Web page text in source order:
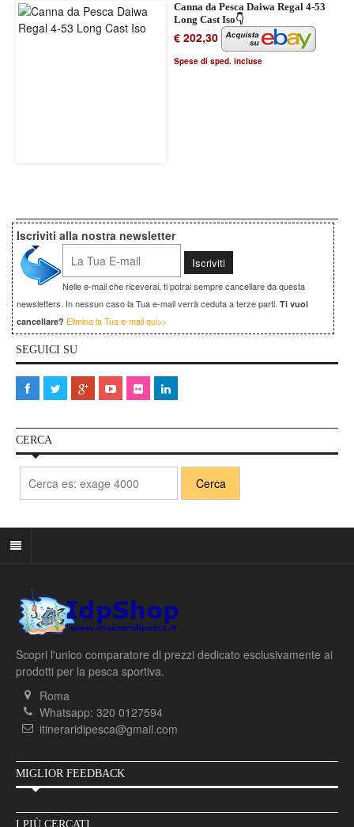
Canna da Pesca Daiwa Regal 4-53
Long Cast Iso👇
€ 202,30
Spese di sped. incluse
Iscriviti alla nostra newsletter
Nelle e-mail che riceverai, ti potrai sempre cancellare da questa
newsletters. In nessun caso la Tua e-mail verrà ceduta a terze parti. Ti vuoi
cancellare? Elimina la Tua e-mail qui>>
SEGUICI SU
CERCA
Scopri l'unico comparatore di prezzi dedicato esclusivamente ai
prodotti per la pesca sportiva.
Roma
Whatsapp: 320 0127594
itineraridipesca@gmail.com
MIGLIOR FEEDBACK
I PIÙ CERCATI